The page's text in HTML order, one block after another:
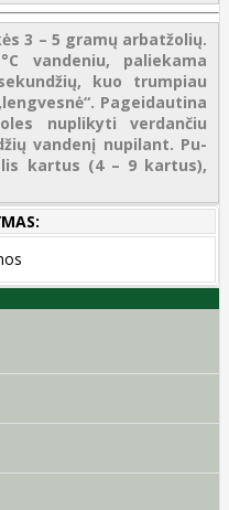
3 – 5 gramų arbatžolių.
vandeniu, paliekama
kuo trumpiau
Pageidautina
nuplikyti verdančiu
vandenį nupilant. Pu-
kartus (4 – 9 kartus),